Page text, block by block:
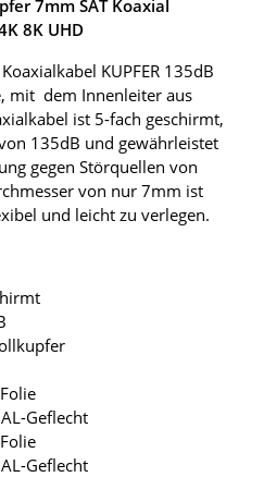
7mm SAT Koaxial
8K UHD
KUPFER 135dB
mit dem Innenleiter aus
ist 5-fach geschirmt,
135dB und gewährleistet
gegen Störquellen von
von nur 7mm ist
und leicht zu verlegen.
Geflecht
Geflecht